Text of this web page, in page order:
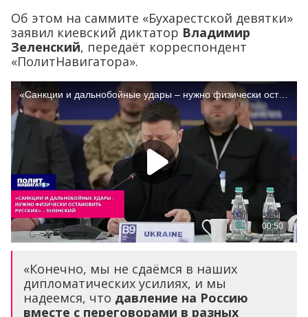
Об этом на саммите «Бухарестской девятки»
заявил киевский диктатор Владимир
Зеленский, передаёт корреспондент
«ПолитНавигатора».
«Конечно, мы не сдаёмся в наших
дипломатических усилиях, и мы
надеемся, что давление на Россию
вместе с переговорами в разных